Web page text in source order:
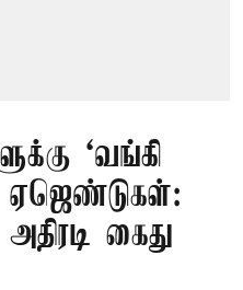
‘வங்கி
ஏஜெண்டுகள்:
கைது